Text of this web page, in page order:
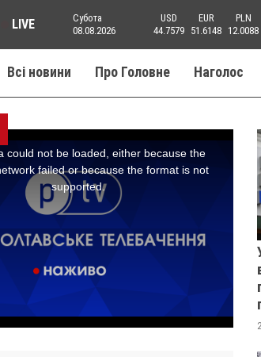
LIVE
Субота
08.08.2026
USD
44.7579
EUR
51.6148
PLN
12.0088
Всі новини Про Головне Наголос